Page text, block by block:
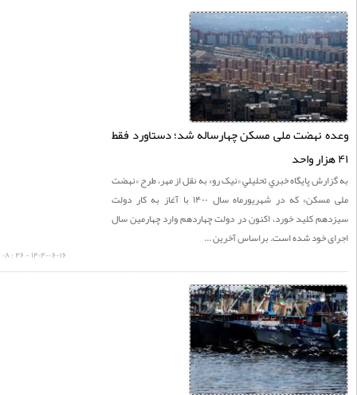
نهضت ملی مسکن چهارساله شد؛ دستاورد فقط
پايگاه خبري تحليلي «نيک رو» به نقل از مهر، طرح «نهضت
ملی مسکن» که در شهریورماه سال ۱۴۰۰ با آغاز به کار دولت
کلید خورد، اکنون در دولت چهاردهم وارد چهارمین سال
خود شده است. براساس آخرین ...
۱۴۰۴-۰۶-۱۶ - ۴۶ : ۰۸